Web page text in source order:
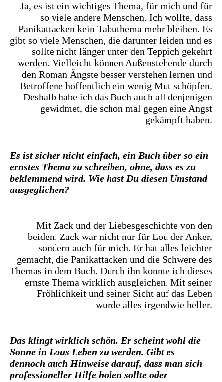
Ja, es ist ein wichtiges Thema, für mich und für
so viele andere Menschen. Ich wollte, dass
Panikattacken kein Tabuthema mehr bleiben. Es
gibt so viele Menschen, die darunter leiden und es
sollte nicht länger unter den Teppich gekehrt
werden. Vielleicht können Außenstehende durch
den Roman Ängste besser verstehen lernen und
Betroffene hoffentlich ein wenig Mut schöpfen.
Deshalb habe ich das Buch auch all denjenigen
gewidmet, die schon mal gegen eine Angst
gekämpft haben.
Es ist sicher nicht einfach, ein Buch über so ein
ernstes Thema zu schreiben, ohne, dass es zu
beklemmend wird. Wie hast Du diesen Umstand
ausgeglichen?
Mit Zack und der Liebesgeschichte von den
beiden. Zack war nicht nur für Lou der Anker,
sondern auch für mich. Er hat alles leichter
gemacht, die Panikattacken und die Schwere des
Themas in dem Buch. Durch ihn konnte ich dieses
ernste Thema wirklich ausgleichen. Mit seiner
Fröhlichkeit und seiner Sicht auf das Leben
wurde alles irgendwie heller.
Das klingt wirklich schön. Er scheint wohl die
Sonne in Lous Leben zu werden. Gibt es
dennoch auch Hinweise darauf, dass man sich
professioneller Hilfe holen sollte oder